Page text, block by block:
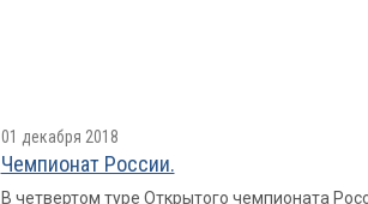
01 декабря 2018
Чемпионат России.
В четвертом туре Открытого чемпионата